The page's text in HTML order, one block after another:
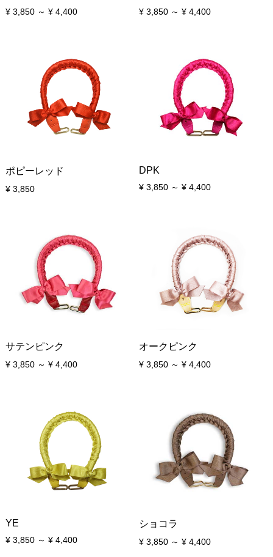
¥ 3,850 ～ ¥ 4,400 ¥ 3,850 ～ ¥ 4,400
ポピーレッド
¥ 3,850
DPK
¥ 3,850 ～ ¥ 4,400
サテンピンク
¥ 3,850 ～ ¥ 4,400
オークピンク
¥ 3,850 ～ ¥ 4,400
YE
¥ 3,850 ～ ¥ 4,400
ショコラ
¥ 3,850 ～ ¥ 4,400